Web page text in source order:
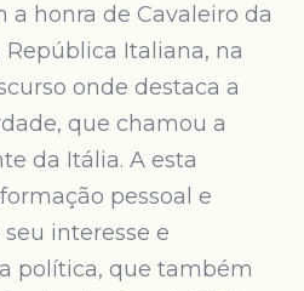
a honra de Cavaleiro da
Italiana, na
onde destaca a
que chamou a
da Itália. A esta
pessoal e
interesse e
política, que também